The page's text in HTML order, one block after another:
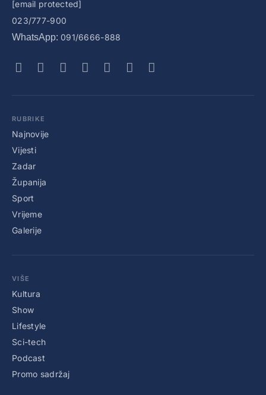
[email protected]
023/777-900
WhatsApp: 091/6666-888
RUBRIKE
Najnovije
Vijesti
Zadar
Županija
Sport
Vrijeme
Galerije
VIŠE
Kultura
Show
Lifestyle
Sci-tech
Podcast
Promo sadržaj